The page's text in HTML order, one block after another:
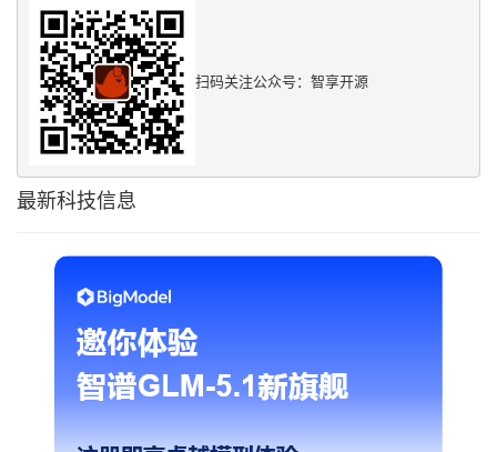
扫码关注公众号：智享开源
最新科技信息